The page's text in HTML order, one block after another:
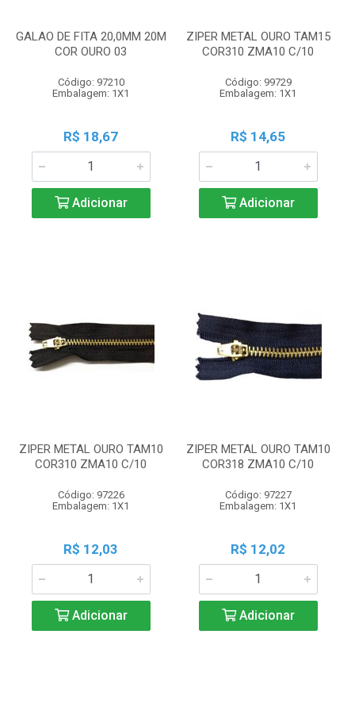
GALAO DE FITA 20,0MM 20M
COR OURO 03
Código: 97210
Embalagem: 1X1
R$ 18,67
Adicionar
ZIPER METAL OURO TAM15
COR310 ZMA10 C/10
Código: 99729
Embalagem: 1X1
R$ 14,65
Adicionar
ZIPER METAL OURO TAM10
COR310 ZMA10 C/10
Código: 97226
Embalagem: 1X1
R$ 12,03
Adicionar
ZIPER METAL OURO TAM10
COR318 ZMA10 C/10
Código: 97227
Embalagem: 1X1
R$ 12,02
Adicionar